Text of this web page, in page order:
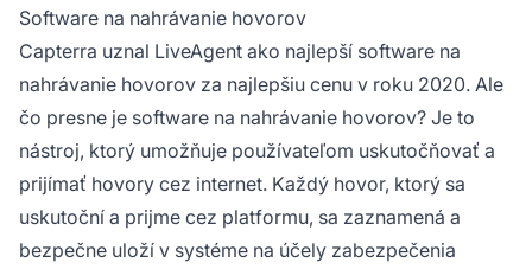
Software na nahrávanie hovorov
Capterra uznal LiveAgent ako najlepší software na
nahrávanie hovorov za najlepšiu cenu v roku 2020. Ale
čo presne je software na nahrávanie hovorov? Je to
nástroj, ktorý umožňuje používateľom uskutočňovať a
prijímať hovory cez internet. Každý hovor, ktorý sa
uskutoční a prijme cez platformu, sa zaznamená a
bezpečne uloží v systéme na účely zabezpečenia